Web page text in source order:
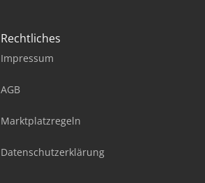
Rechtliches
Impressum
AGB
Marktplatzregeln
Datenschutzerklärung